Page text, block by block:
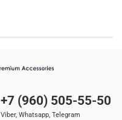
+7 (960) 505-55-50
Viber, Whatsapp, Telegram